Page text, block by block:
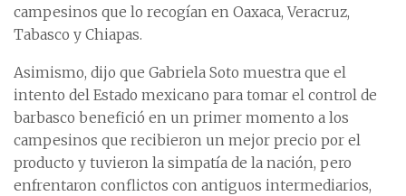
campesinos que lo recogían en Oaxaca, Veracruz,
Tabasco y Chiapas.
Asimismo, dijo que Gabriela Soto muestra que el
intento del Estado mexicano para tomar el control de
barbasco benefició en un primer momento a los
campesinos que recibieron un mejor precio por el
producto y tuvieron la simpatía de la nación, pero
enfrentaron conflictos con antiguos intermediarios,